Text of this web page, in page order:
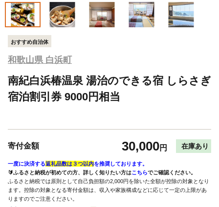
おすすめ自治体
和歌山県 白浜町
南紀白浜椿温泉 湯治のできる宿 しらさぎ
宿泊割引券 9000円相当
寄付金額 30,000円 在庫あり
一度に決済する返礼品数は３つ以内を推奨しております。
🔰ふるさと納税が初めての方、詳しく知りたい方はこちらでご確認ください。
ふるさと納税では原則として自己負担額の2,000円を除いた全額が控除の対象となり
ます。控除の対象となる寄付金額は、収入や家族構成などに応じて一定の上限があ
りますのでご注意ください。